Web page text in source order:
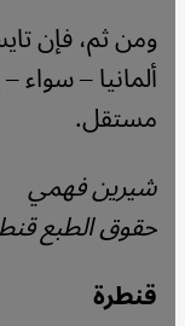
ومن ثم، فإن
ألمانيا – سواء
مستقل.
شيرين فهمي
حقوق الطبع قنطرة
قنطرة